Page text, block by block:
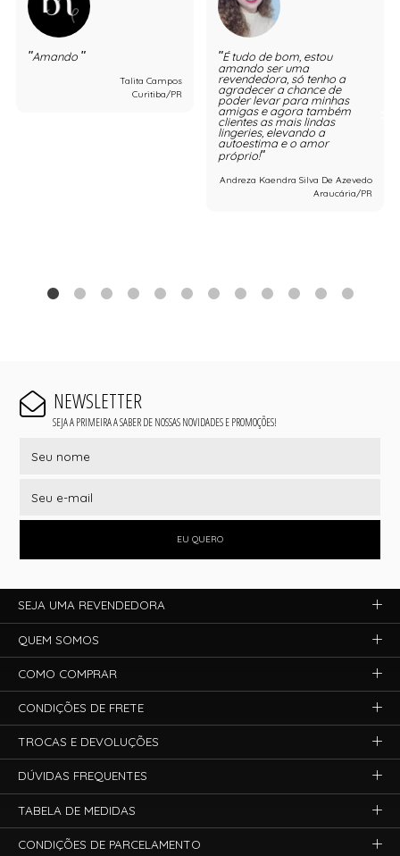
Amando
Talita Campos
Curitiba/PR
É tudo de bom, estou
amando ser uma
revendedora, só tenho a
agradecer a chance de
poder levar para minhas
amigas e agora também
clientes as mais lindas
lingeries, elevando a
autoestima e o amor
próprio!
Andreza Kaendra Silva De Azevedo
Araucária/PR
NEWSLETTER
SEJA A PRIMEIRA A SABER DE NOSSAS NOVIDADES E PROMOÇÕES!
EU QUERO
SEJA UMA REVENDEDORA
QUEM SOMOS
COMO COMPRAR
CONDIÇÕES DE FRETE
TROCAS E DEVOLUÇÕES
DÚVIDAS FREQUENTES
TABELA DE MEDIDAS
CONDIÇÕES DE PARCELAMENTO